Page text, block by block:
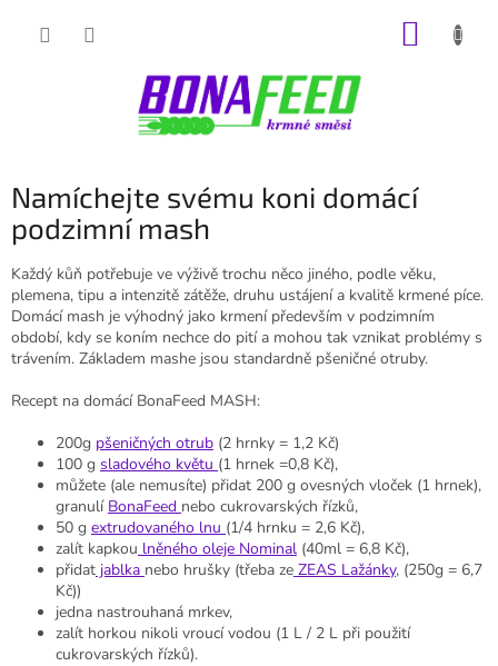
Namíchejte svému koni domácí
podzimní mash
Každý kůň potřebuje ve výživě trochu něco jiného, podle věku,
plemena, tipu a intenzitě zátěže, druhu ustájení a kvalitě krmené píce.
Domácí mash je výhodný jako krmení především v podzimním
období, kdy se koním nechce do pití a mohou tak vznikat problémy s
trávením. Základem mashe jsou standardně pšeničné otruby.
Recept na domácí BonaFeed MASH:
200g pšeničných otrub (2 hrnky = 1,2 Kč)
100 g sladového květu (1 hrnek =0,8 Kč),
můžete (ale nemusíte) přidat 200 g ovesných vloček (1 hrnek),
granulí BonaFeed nebo cukrovarských řízků,
50 g extrudovaného lnu (1/4 hrnku = 2,6 Kč),
zalít kapkou lněného oleje Nominal (40ml = 6,8 Kč),
přidat jablka nebo hrušky (třeba ze ZEAS Lažánky, (250g = 6,7
Kč))
jedna nastrouhaná mrkev,
zalít horkou nikoli vroucí vodou (1 L / 2 L při použití
cukrovarských řízků).